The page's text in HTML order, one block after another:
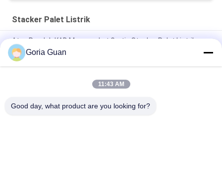
Stacker Palet Listrik
Atap Rendah KAD Mengangkat Gratis Stacker Palet Listrik
2000kg
1200KG 24V 210Ah 3 Tahap Stacker Pejalan Kaki Listrik
Rider Straddle 1500kg 3310lb Double Deck Electric Pallet
Goria Guan
11:43 AM
Good day, what product are you looking for?